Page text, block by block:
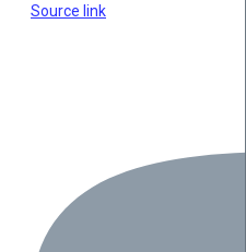
Source link